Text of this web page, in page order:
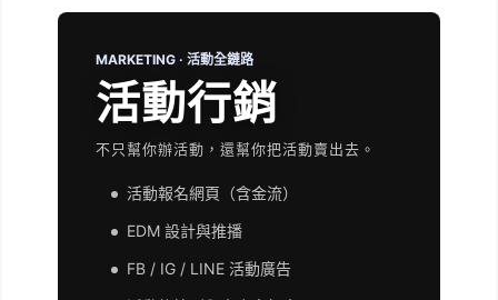
MARKETING · 活動全鏈路
活動行銷
不只幫你辦活動，還幫你把活動賣出去。
活動報名網頁（含金流）
EDM 設計與推播
FB / IG / LINE 活動廣告